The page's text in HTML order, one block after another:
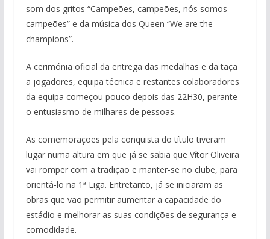
som dos gritos “Campeões, campeões, nós somos
campeões” e da música dos Queen “We are the
champions”.
A cerimónia oficial da entrega das medalhas e da taça
a jogadores, equipa técnica e restantes colaboradores
da equipa começou pouco depois das 22H30, perante
o entusiasmo de milhares de pessoas.
As comemorações pela conquista do título tiveram
lugar numa altura em que já se sabia que Vítor Oliveira
vai romper com a tradição e manter-se no clube, para
orientá-lo na 1ª Liga. Entretanto, já se iniciaram as
obras que vão permitir aumentar a capacidade do
estádio e melhorar as suas condições de segurança e
comodidade.